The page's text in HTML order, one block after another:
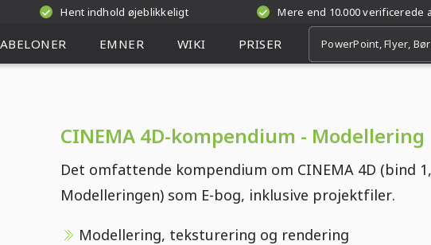
Hent indhold øjeblikkeligt Mere end 10.000 verificerede
EMNER WIKI PRISER
CINEMA 4D-kompendium - Modellering
Det omfattende kompendium om CINEMA 4D (bind 1,
Modelleringen) som E-bog, inklusive projektfiler.
Modellering, teksturering og rendering